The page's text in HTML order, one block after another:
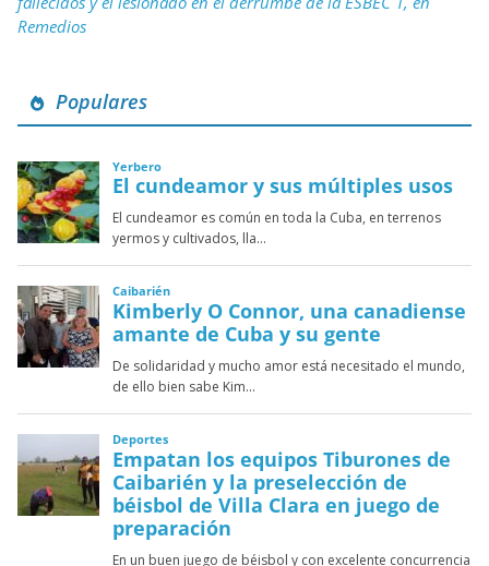
Remedios
Populares